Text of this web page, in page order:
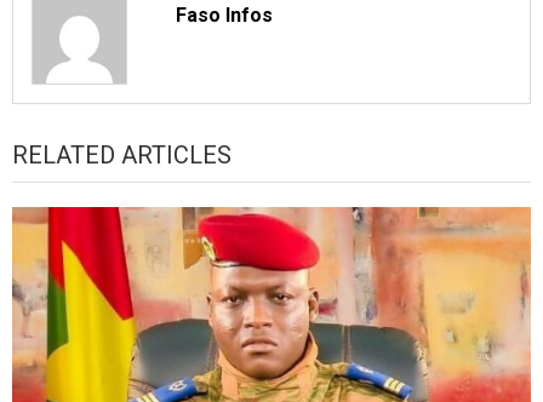
Faso Infos
RELATED ARTICLES